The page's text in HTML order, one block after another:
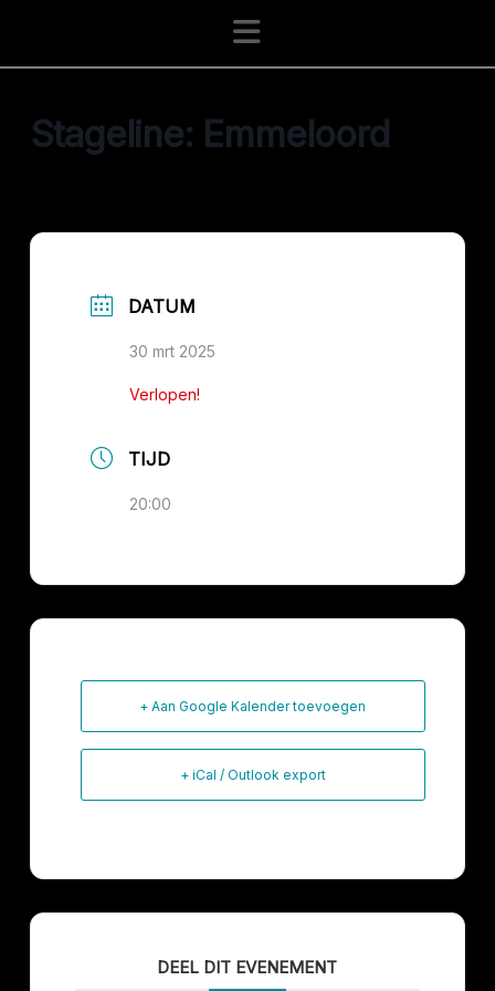
Navigation
Stageline: Emmeloord
DATUM
30 mrt 2025
Verlopen!
TIJD
20:00
+ Aan Google Kalender toevoegen
+ iCal / Outlook export
DEEL DIT EVENEMENT